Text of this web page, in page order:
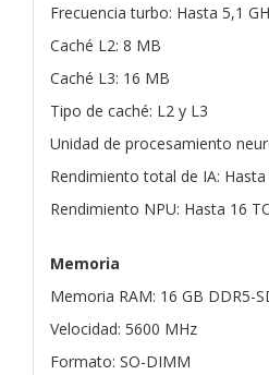
Frecuencia turbo: Hasta 5,1
Caché L2: 8 MB
Caché L3: 16 MB
Tipo de caché: L2 y L3
Unidad de procesamiento
Rendimiento total de IA: Hasta
Rendimiento NPU: Hasta 16
Memoria
Memoria RAM: 16 GB DDR5-
Velocidad: 5600 MHz
Formato: SO-DIMM